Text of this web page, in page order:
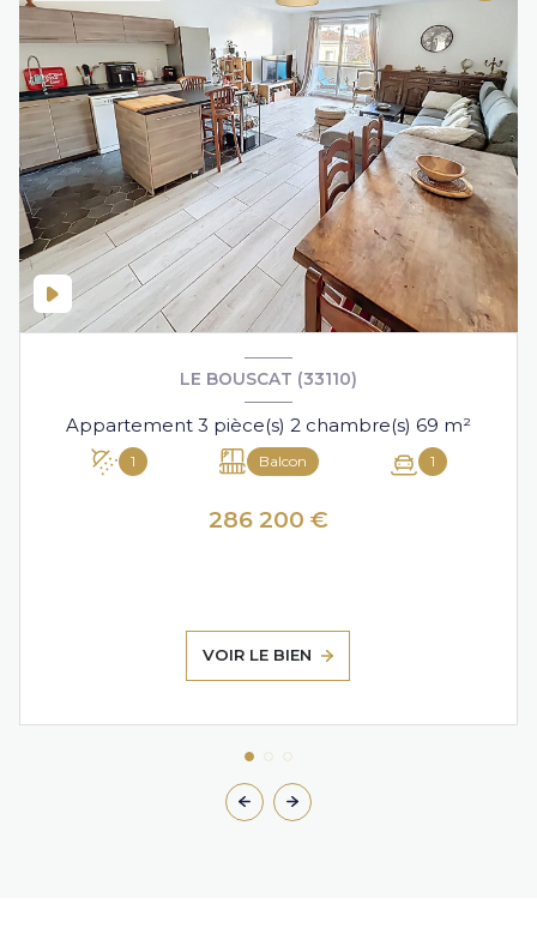
LE BOUSCAT (33110)
Appartement 3 pièce(s) 2 chambre(s) 69 m²
1 Balcon 1
286 200 €
VOIR LE BIEN